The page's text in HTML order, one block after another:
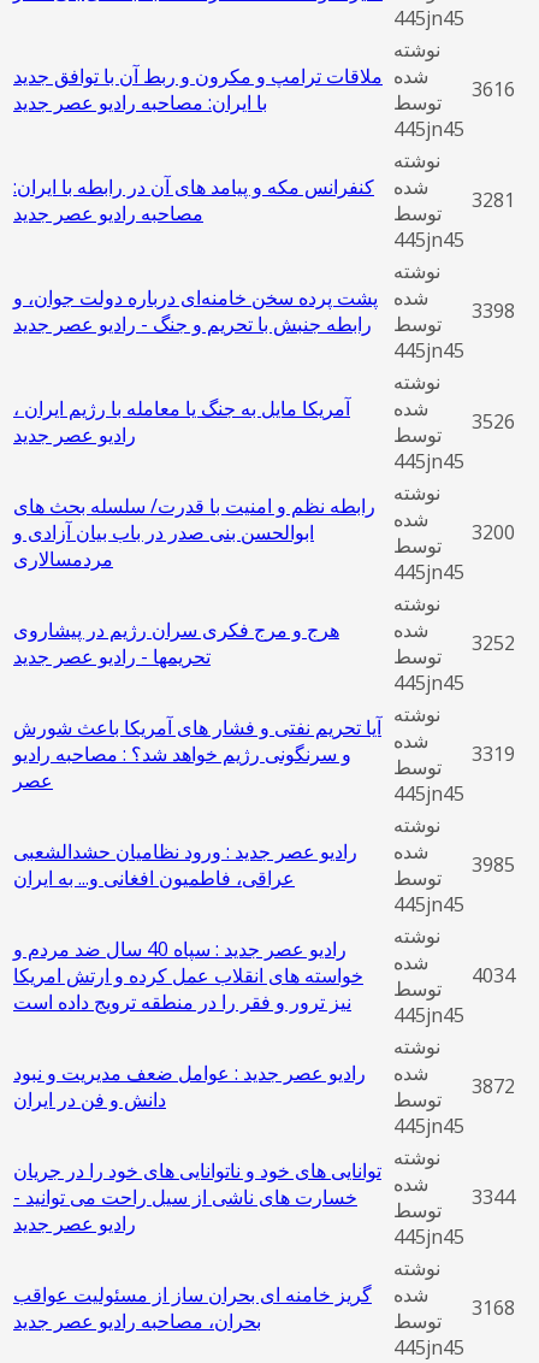
445jn45
ملاقات ترامپ و مکرون و ربط آن با توافق جدید
با ایران: مصاحبه رادیو عصر جدید
نوشته
شده
توسط
445jn45
3616
کنفرانس مکه و پیامد های آن در رابطه با ایران:
مصاحبه رادیو عصر جدید
نوشته
شده
توسط
445jn45
3281
پشت پرده سخن خامنه‌ای درباره دولت جوان، و
رابطه جنبش با تحریم و جنگ - رادیو عصر جدید
نوشته
شده
توسط
445jn45
3398
آمریکا مایل به جنگ یا معامله با رژیم ایران ،
رادیو عصر جدید
نوشته
شده
توسط
445jn45
3526
رابطه نظم و امنيت با قدرت/ سلسله بحث های
ابوالحسن بنی صدر در باب بیان آزادی و
مردمسالاری
نوشته
شده
توسط
445jn45
3200
هرج و مرج فکری سران رژیم در پیشاروی
تحریمها - رادیو عصر جدید
نوشته
شده
توسط
445jn45
3252
آیا تحریم نفتی و فشار های آمریکا باعث شورش
و سرنگونی رژیم خواهد شد؟ : مصاحبه رادیو
عصر
نوشته
شده
توسط
445jn45
3319
رادیو عصر جدید : ورود نظامیان حشدالشعبی
عراقی، فاطمیون افغانی و... به ایران
نوشته
شده
توسط
445jn45
3985
رادیو عصر جدید : سپاه 40 سال ضد مردم و
خواسته های انقلاب عمل کرده و ارتش امریکا
نیز ترور و فقر را در منطقه ترویج داده است
نوشته
شده
توسط
445jn45
4034
رادیو عصر جدید : عوامل ضعف مدیریت و نبود
دانش و فن در ایران
نوشته
شده
توسط
445jn45
3872
توانایی های خود و ناتوانایی های خود را در جریان
خسارت های ناشی از سیل راحت می توانید -
رادیو عصر جدید
نوشته
شده
توسط
445jn45
3344
گریز خامنه ای بحران ساز از مسئولیت عواقب
بحران، مصاحبه رادیو عصر جدید
نوشته
شده
توسط
445jn45
3168